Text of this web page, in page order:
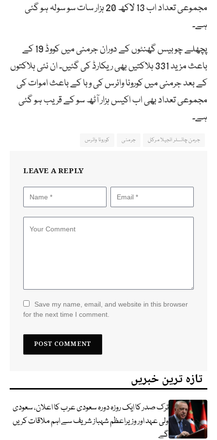
مجموعی تعداد اب 13 لاکھ 20 ہزار سات سو سولہ ہو گئی
ہے۔
پچھلے چوبیس گھنٹوں کے دوران جرمنی میں کووڈ 19 کے
باعث مزید 331 ہلاکتیں بھی ریکارڈ کی گئیں۔ ان نئی ہلاکتوں
کے بعد جرمنی میں کورونا وائرس کی وبا کے باعث اموات کی
مجموعی تعداد بھی اب اکیس ہزار آٹھ سو کے قریب ہو گئی
ہے۔
جرمن چانسلر انجیلا مرکل جرمنی کورونا وائرس
LEAVE A REPLY
Save my name, email, and website in this browser
for the next time I comment.
تازہ ترین خبریں
ترک صدر کا ایک روزہ دورہ سعودی عرب کا اعلان، سعودی
ولی عہد اور وزیراعظم شہباز شریف سے اہم ملاقات کریں
گے